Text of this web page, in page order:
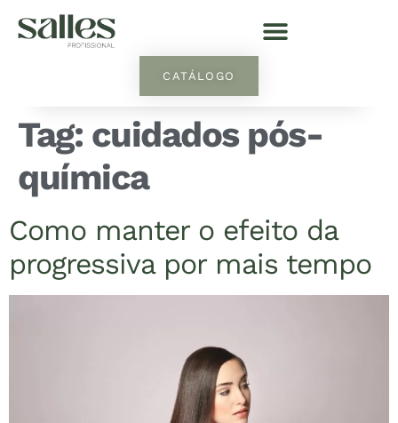
CATÁLOGO
Tag: cuidados pós-
química
Como manter o efeito da
progressiva por mais tempo